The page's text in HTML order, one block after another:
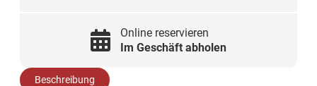
Online reservieren
Im Geschäft abholen
Beschreibung